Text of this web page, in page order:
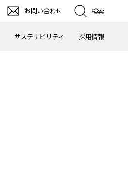
お問い合わせ 検索
サステナビリティ 採用情報